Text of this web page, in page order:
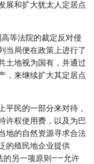
展和扩大犹太人定居点
等法院的裁定反对侵
当局便在政策上进行了
土地视为国有，并通过
，来继续扩大其定居点
平民的一部分来对待，
许权使用费，以及为巴
地的自然资源寻求合法
的殖民地企业提供
的另一项原则——允许